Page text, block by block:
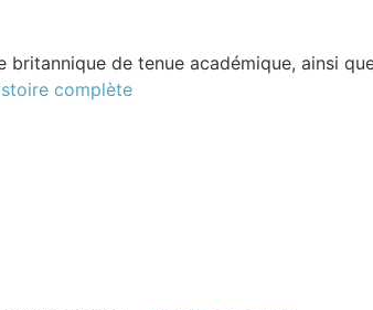
de tenue académique, ainsi
complète